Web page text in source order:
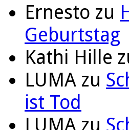
Ernesto zu
Geburtstag
Kathi Hille
LUMA zu
ist Tod
LUMA zu